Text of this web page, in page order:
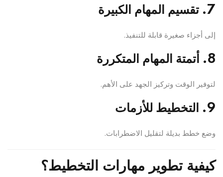
7. تقسيم المهام الكبيرة
إلى أجزاء صغيرة قابلة للتنفيذ.
8. أتمتة المهام المتكررة
لتوفير الوقت وتركيز الجهد على الأهم.
9. التخطيط للأزمات
وضع خطط بديلة لتقليل الاضطرابات.
كيفية تطوير مهارات التخطيط؟